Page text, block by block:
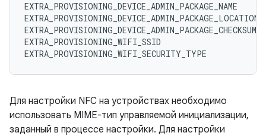
EXTRA_PROVISIONING_DEVICE_ADMIN_PACKAGE_NAME
EXTRA_PROVISIONING_DEVICE_ADMIN_PACKAGE_LOCATION
EXTRA_PROVISIONING_DEVICE_ADMIN_PACKAGE_CHECKSUM
EXTRA_PROVISIONING_WIFI_SSID
Для настройки NFC на устройствах необходимо
использовать MIME-тип управляемой инициализации,
заданный в процессе настройки. Для настройки